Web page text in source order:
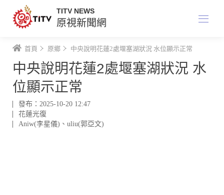
TITV NEWS
原視新聞網
首頁 原鄉 中央說明花蓮2處堰塞湖狀況 水位顯示正常
中央說明花蓮2處堰塞湖狀況 水
位顯示正常
發布：2025-10-20 12:47
花蓮光復
Aniw(李星儀) 、 uliu(郭亞文)